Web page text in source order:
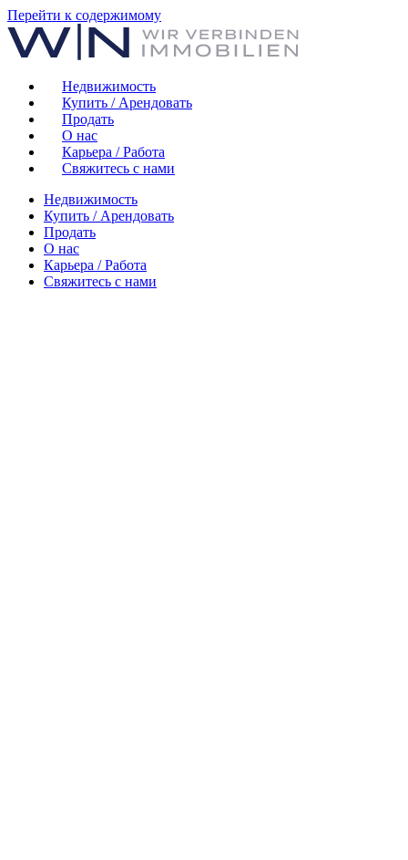
Перейти к содержимому
Недвижимость
Купить / Арендовать
Продать
О нас
Карьера / Работа
Свяжитесь с нами
Недвижимость
Купить / Арендовать
Продать
О нас
Карьера / Работа
Свяжитесь с нами